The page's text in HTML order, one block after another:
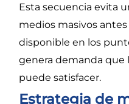
Esta secuencia evita
medios masivos
disponible en los
genera demanda que
puede satisfacer.
Estrategia de